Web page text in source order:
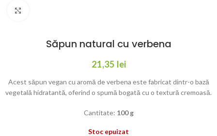
Săpun natural cu verbena
21,35 lei
Acest săpun vegan cu aromă de verbena este fabricat dintr-o bază
vegetală hidratantă, oferind o spumă bogată cu o textură cremoasă.
Cantitate: 100 g
Stoc epuizat